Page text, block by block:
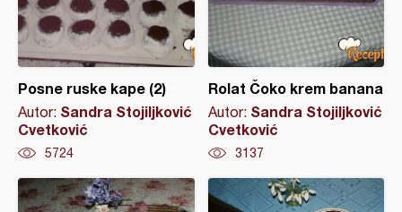
Posne ruske kape (2)
Autor: Sandra Stojiljković
Cvetković
5724
Rolat Čoko krem banana
Autor: Sandra Stojiljković
Cvetković
3137